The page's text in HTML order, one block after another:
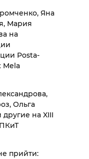
Яна
Мария
на
Posta-
Mela
Ольга
другие на XIII
прийти: